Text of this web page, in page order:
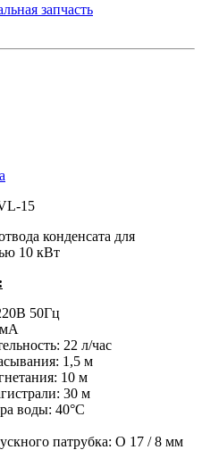
запчасть
15
конденсата для
10 кВт
50Гц
22 л/час
1,5 м
10 м
30 м
воды: 40°С
патрубка: O 17 / 8 мм